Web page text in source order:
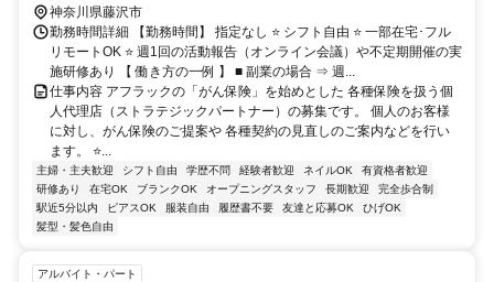
神奈川県藤沢市
勤務時間詳細 【勤務時間】 指定なし ⭐ シフト自由 ⭐ 一部在宅･フル
リモートOK ⭐ 週1回の活動報告（オンライン会議）や不定期開催の実
施研修あり 【 働き方の一例 】 ■ 副業の場合 ⇒ 週...
仕事内容 アフラックの「がん保険」を始めとした 各種保険を扱う個
人代理店（ストラテジックパートナー）の募集です。 個人のお客様
に対し、がん保険のご提案や 各種契約の見直しのご案内などを行い
ます。 ⭐...
主婦・主夫歓迎 シフト自由 学歴不問 経験者歓迎 ネイルOK
有資格者歓迎
研修あり
在宅OK ブランクOK オープニングスタッフ 長期歓迎
完全歩合制
駅近5分以内
ピアスOK 服装自由 履歴書不要 友達と応募OK
ひげOK
髪型・髪色自由
アルバイト・パート